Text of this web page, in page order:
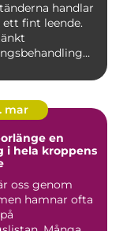
handlar
fint leende.
mar
en
i hela kroppens
oss genom
hamnar ofta